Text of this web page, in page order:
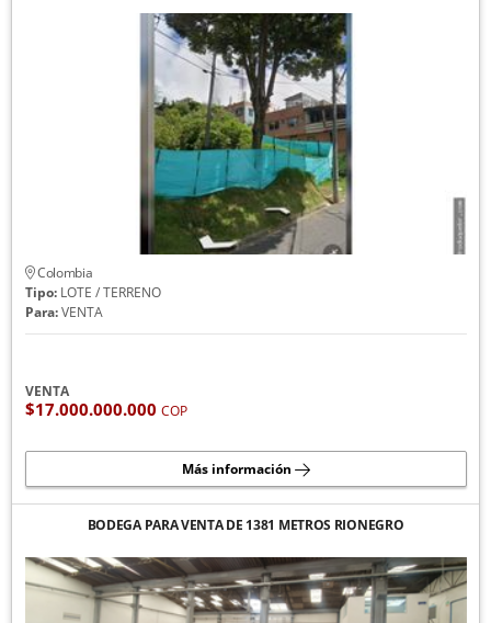
Colombia
Tipo:LOTE / TERRENO
Para:VENTA
VENTA
$17.000.000.000 COP
Más información
BODEGA PARA VENTA DE 1381 METROS RIONEGRO